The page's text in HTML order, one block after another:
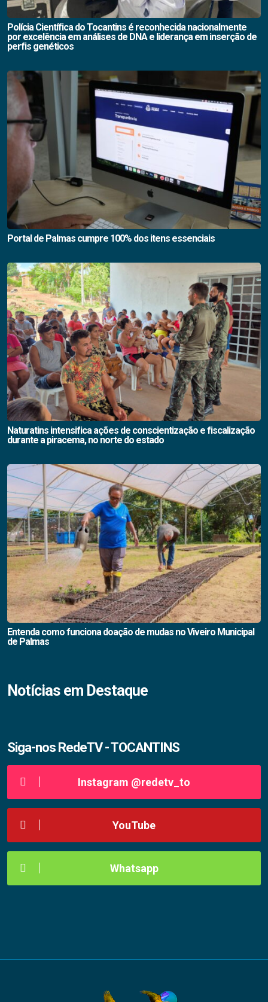
Polícia Científica do Tocantins é reconhecida nacionalmente
por excelência em análises de DNA e liderança em inserção de
perfis genéticos
Portal de Palmas cumpre 100% dos itens essenciais
Naturatins intensifica ações de conscientização e fiscalização
durante a piracema, no norte do estado
Entenda como funciona doação de mudas no Viveiro Municipal
de Palmas
Notícias em Destaque
Siga-nos RedeTV - TOCANTINS
Instagram @redetv_to
YouTube
Whatsapp